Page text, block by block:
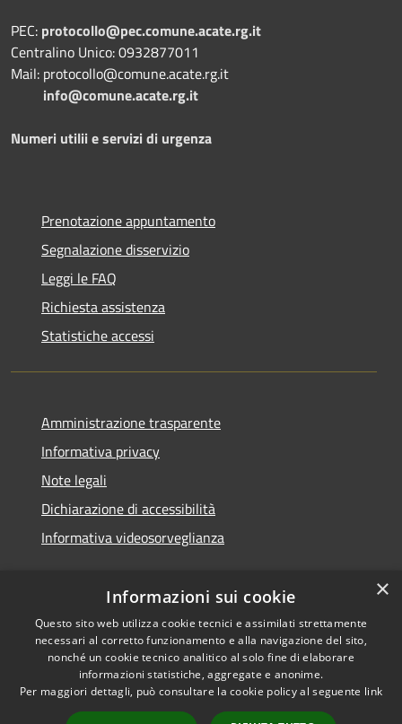
PEC: protocollo@pec.comune.acate.rg.it
Centralino Unico: 0932877011
Mail: protocollo@comune.acate.rg.it
info@comune.acate.rg.it
Numeri utilii e servizi di urgenza
Prenotazione appuntamento
Segnalazione disservizio
Leggi le FAQ
Richiesta assistenza
Statistiche accessi
Amministrazione trasparente
Informativa privacy
Note legali
Dichiarazione di accessibilità
Informativa videosorveglianza
RSS
Accessibilità
Privacy
Copyright © 2026 • Comune di
Acate • Powered by
Municipium•Accesso
redazione
×
Informazioni sui cookie
Questo sito web utilizza cookie tecnici e assimilati strettamente
necessari al corretto funzionamento e alla navigazione del sito,
nonché un cookie tecnico analitico al solo fine di elaborare
informazioni statistiche, aggregate e anonime.
Per maggiori dettagli, può consultare la cookie policy al seguente link